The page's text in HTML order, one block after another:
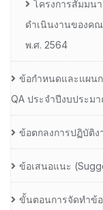
โครงการสัมมน
ดำเนินงานของค
พ.ศ. 2564
ข้อกำหนดและแผน
QA ประจำปีงบประม
ข้อตกลงการปฏิบัติง
ข้อเสนอแนะ
ขั้นตอนการจัดทำข้